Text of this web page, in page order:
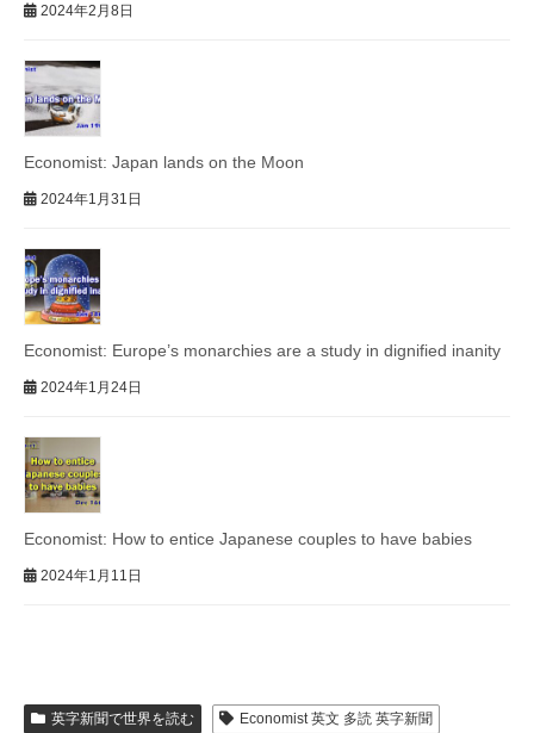
2024年2月8日
Economist: Japan lands on the Moon
2024年1月31日
Economist: Europe’s monarchies are a study in dignified inanity
2024年1月24日
Economist: How to entice Japanese couples to have babies
2024年1月11日
英字新聞で世界を読む Economist 英文 多読 英字新聞